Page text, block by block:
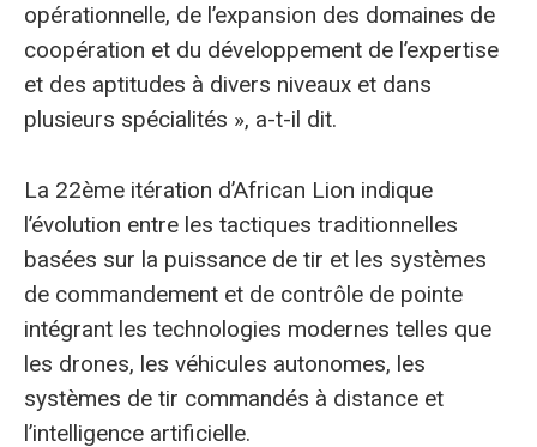
opérationnelle, de l’expansion des domaines de
coopération et du développement de l’expertise
et des aptitudes à divers niveaux et dans
plusieurs spécialités », a-t-il dit.
La 22ème itération d’African Lion indique
l’évolution entre les tactiques traditionnelles
basées sur la puissance de tir et les systèmes
de commandement et de contrôle de pointe
intégrant les technologies modernes telles que
les drones, les véhicules autonomes, les
systèmes de tir commandés à distance et
l’intelligence artificielle.